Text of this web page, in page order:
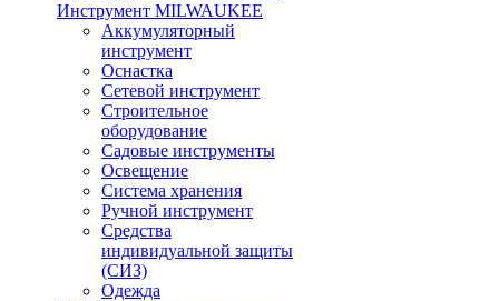
Инструмент MILWAUKEE
Аккумуляторный
инструмент
Оснастка
Сетевой инструмент
Строительное
оборудование
Садовые инструменты
Освещение
Система хранения
Ручной инструмент
Средства
индивидуальной защиты
(СИЗ)
Одежда